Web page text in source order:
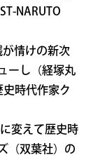
NARUTO
情けの新次
ーし（経塚丸
時代作家ク
変えて歴史時
（双葉社）の